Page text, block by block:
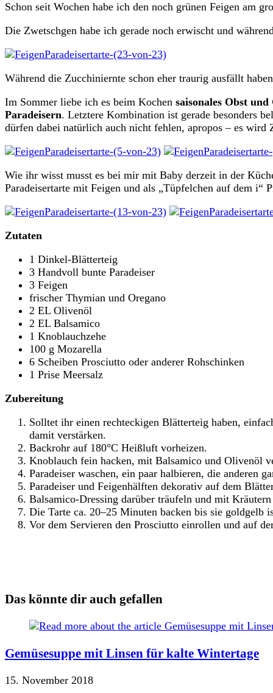
Schon seit Wochen habe ich den noch grünen Feigen am
Die Zwetschgen habe ich gerade noch erwischt und
Während die Zucchiniernte schon eher traurig ausfällt
Im Sommer liebe ich es beim Kochen saisonales Obst und
Paradeisern. Letztere Kombination ist gerade besonders
dürfen dabei natürlich auch nicht fehlen, apropos – es
Wie ihr wisst musst es bei mir mit Baby derzeit in der
Paradeisertarte mit Feigen und als „Tüpfelchen auf dem
Zutaten
1 Dinkel-Blätterteig
3 Handvoll bunte Paradeiser
3 Feigen
frischer Thymian und Oregano
2 EL Olivenöl
2 EL Balsamico
1 Knoblauchzehe
100 g Mozarella
6 Scheiben Prosciutto oder anderer Rohschinken
1 Prise Meersalz
Zubereitung
Solltet ihr einen rechteckigen Blätterteig haben,
damit verstärken.
Backrohr auf 180°C Heißluft vorheizen.
Knoblauch fein hacken, mit Balsamico und Olivenöl
Paradeiser waschen, ein paar halbieren, die anderen
Paradeiser und Feigenhälften dekorativ auf dem
Balsamico-Dressing darüber träufeln und mit
Die Tarte ca. 20–25 Minuten backen bis sie goldgelb
Vor dem Servieren den Prosciutto einrollen und auf
Das könnte dir auch gefallen
Gemüsesuppe mit Linsen für kalte Wintertage
15. November 2018